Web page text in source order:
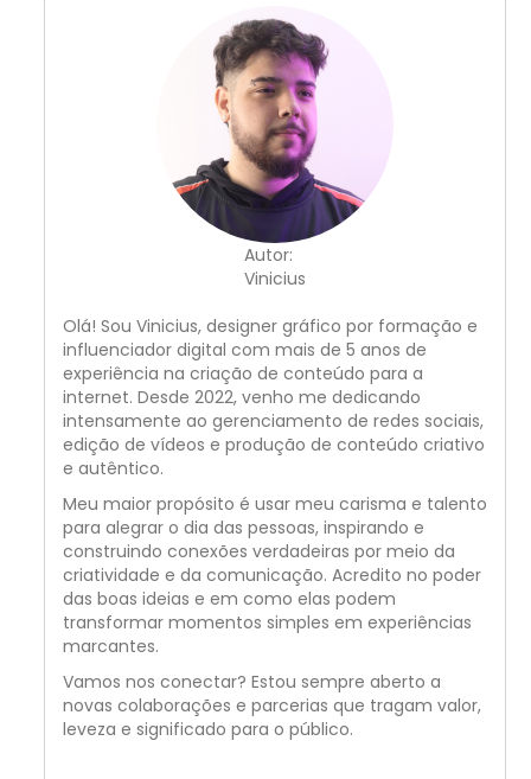
Autor:
Vinicius
Olá! Sou Vinicius, designer gráfico por formação e
influenciador digital com mais de 5 anos de
experiência na criação de conteúdo para a
internet. Desde 2022, venho me dedicando
intensamente ao gerenciamento de redes sociais,
edição de vídeos e produção de conteúdo criativo
e autêntico.
Meu maior propósito é usar meu carisma e talento
para alegrar o dia das pessoas, inspirando e
construindo conexões verdadeiras por meio da
criatividade e da comunicação. Acredito no poder
das boas ideias e em como elas podem
transformar momentos simples em experiências
marcantes.
Vamos nos conectar? Estou sempre aberto a
novas colaborações e parcerias que tragam valor,
leveza e significado para o público.